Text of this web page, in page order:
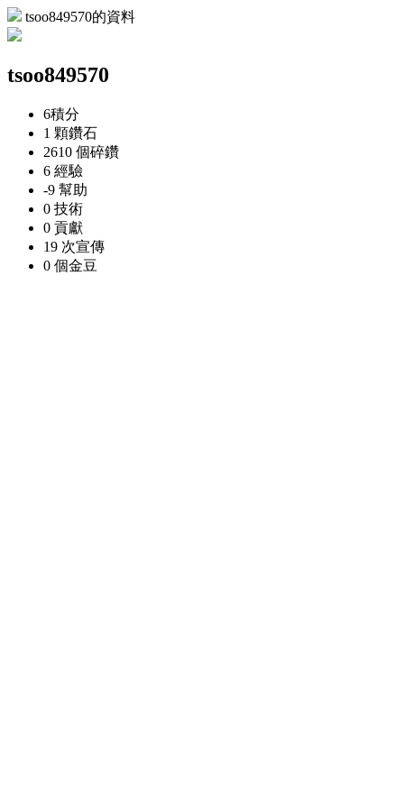
tsoo849570的資料
tsoo849570
6積分
1 顆鑽石
2610 個碎鑽
6 經驗
-9 幫助
0 技術
0 貢獻
19 次宣傳
0 個金豆